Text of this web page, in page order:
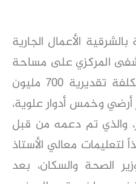
الأعمال الجارية
المركزي على مساحة
٤٠٠٠ متر مربع تقريباً، بتكلفة تقديرية ٧٠٠ مليون
وخمس أدوار علوية،
١٩٢ سرير، والذي تم دعمه من قبل
لتعليمات معالي الأستاذ
الصحة والسكان، بعد